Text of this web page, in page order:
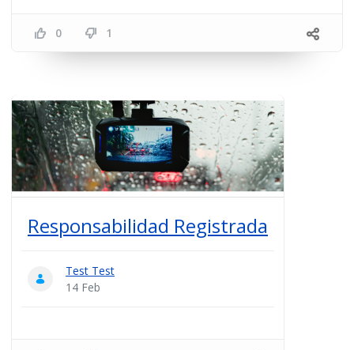
0 1
Responsabilidad Registrada
Test Test
14 Feb